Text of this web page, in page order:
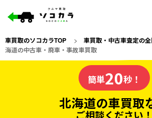
車買取のソコカラTOP > 車買取・中古車査定の
海道の中古車・廃車・事故車買取
の車買取なら
ソコカラの
簡単20秒！
北海道の車買取
ご相談ください！